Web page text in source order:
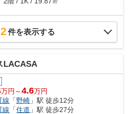
2件を表示する
LACASA
万円～4.6万円
線 「野崎 」駅 徒歩12分
線 「住道 」駅 徒歩27分